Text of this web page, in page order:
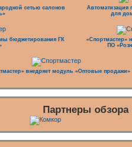
сетью салонов
Автоматизация
для
бюджетирования ГК
«Спортмастер»
ПО
внедряет модуль «Оптовые продажи»
Партнеры обзора